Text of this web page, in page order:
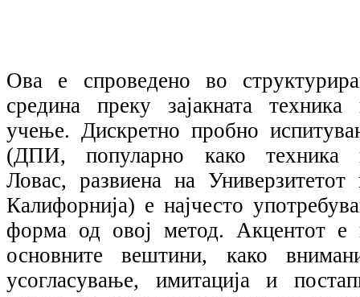
Ова е спроведено во
средина преку зајакната техника
учење. Дискретно пробно
(ДПИ, популарно како техника
Ловас, развиена на Универзитетот
Калифорнија) е најчесто
форма од овој метод. Акцентот е
основните вештини, како
усогласување, имитација и